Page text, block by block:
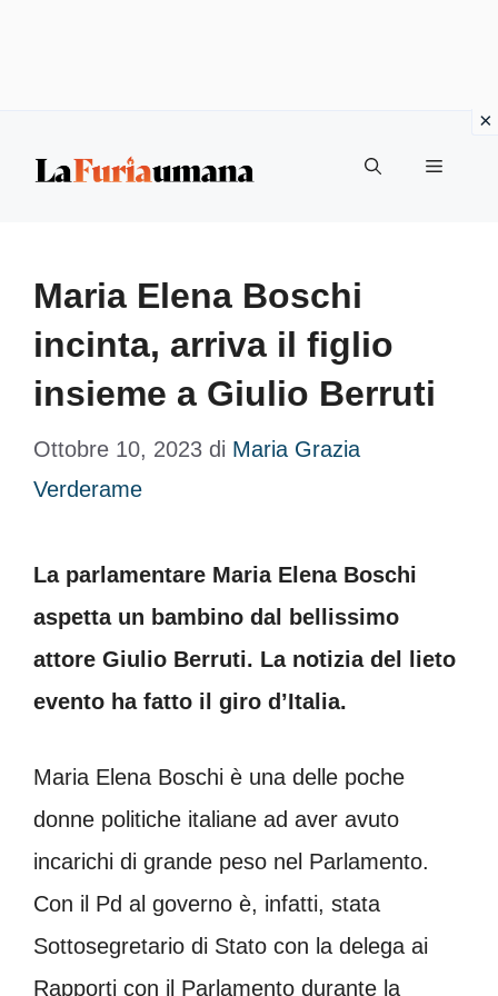
Menu
Maria Elena Boschi
incinta, arriva il figlio
insieme a Giulio Berruti
Ottobre 10, 2023 di Maria Grazia
Verderame
La parlamentare Maria Elena Boschi
aspetta un bambino dal bellissimo
attore Giulio Berruti. La notizia del lieto
evento ha fatto il giro d’Italia.
Maria Elena Boschi è una delle poche
donne politiche italiane ad aver avuto
incarichi di grande peso nel Parlamento.
Con il Pd al governo è, infatti, stata
Sottosegretario di Stato con la delega ai
Rapporti con il Parlamento durante la